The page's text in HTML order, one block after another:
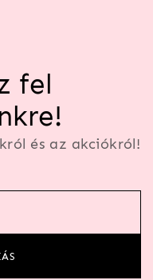
fel
és az akciókról!